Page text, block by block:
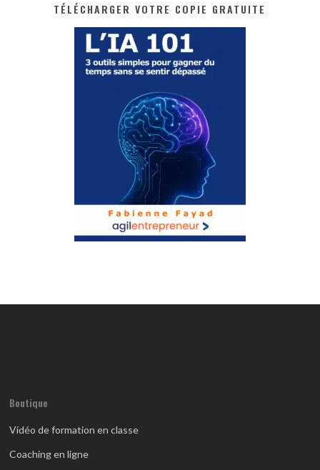
TÉLÉCHARGER VOTRE COPIE GRATUITE
Boutique
Vidéo de formation en classe
Coaching en ligne